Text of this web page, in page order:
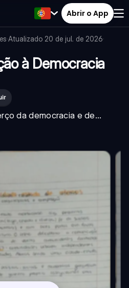
Abrir o App
·Atualizado 20 de jul. de 2026·
à Democracia
da democracia e de...